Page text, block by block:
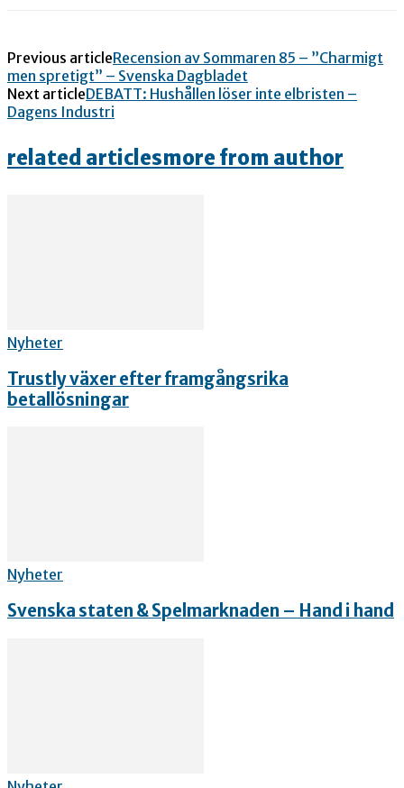
Previous articleRecension av Sommaren 85 – ”Charmigt
men spretigt” – Svenska Dagbladet
Next articleDEBATT: Hushållen löser inte elbristen –
Dagens Industri
related articlesmore from author
Nyheter
Trustly växer efter framgångsrika
betallösningar
Nyheter
Svenska staten & Spelmarknaden – Hand i hand